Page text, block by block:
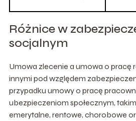
Różnice w
socjalnym
Umowa zlecenie a umowa o pracę
innymi pod względem
przypadku umowy o pracę
ubezpieczeniom społecznym,
emerytalne, rentowe, chorobowe